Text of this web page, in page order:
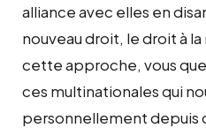
alliance avec elles en
nouveau droit, le droit à
cette approche, vous
ces multinationales qui
personnellement depuis